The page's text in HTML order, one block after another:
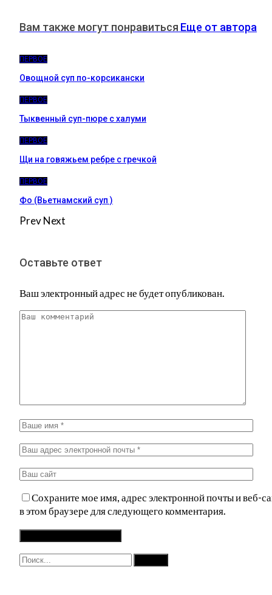
Вам также могут понравиться Еще от автора
ПЕРВОЕ
Овощной суп по-корсикански
ПЕРВОЕ
Тыквенный суп-пюре с халуми
ПЕРВОЕ
Щи на говяжьем ребре с гречкой
ПЕРВОЕ
Фо (Вьетнамский суп )
PrevNext
Оставьте ответ
Ваш электронный адрес не будет опубликован.
Сохраните мое имя, адрес электронной почты и веб-
в этом браузере для следующего комментария.